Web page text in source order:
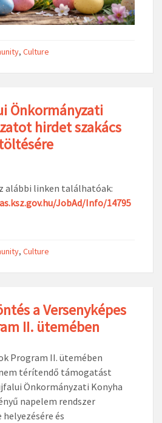
, Culture
Önkormányzati
hirdet szakács
alábbi linken találhatóak:
JobAd/Info/14795
, Culture
a Versenyképes
II. ütemében
Program II. ütemében
nem térítendő támogatást
Önkormányzati Konyha
napelem rendszer
és